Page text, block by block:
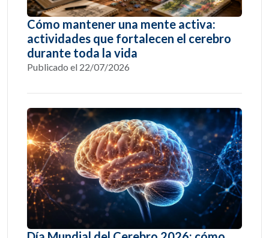
Cómo mantener una mente activa:
actividades que fortalecen el cerebro
durante toda la vida
Publicado el 22/07/2026